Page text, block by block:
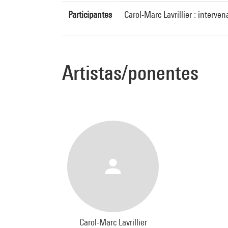
Participantes Carol-Marc Lavrillier :
Artistas/ponentes
Carol-Marc Lavrillier